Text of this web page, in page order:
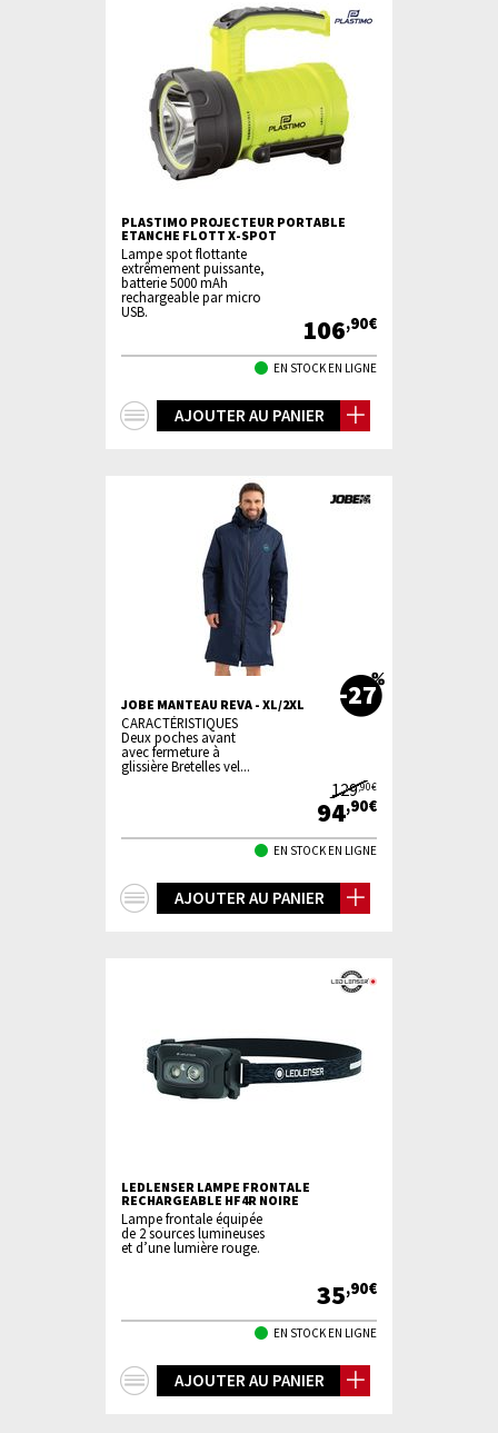
PLASTIMO PROJECTEUR PORTABLE
ETANCHE FLOTT X-SPOT
Lampe spot flottante
extrêmement puissante,
batterie 5000 mAh
rechargeable par micro
USB.
106,90€
EN STOCK EN LIGNE
AJOUTER AU PANIER
JOBE MANTEAU REVA - XL/2XL -27
CARACTÉRISTIQUES
Deux poches avant
avec fermeture à
glissière Bretelles vel...
129,90€
94,90€
EN STOCK EN LIGNE
AJOUTER AU PANIER
LEDLENSER LAMPE FRONTALE
RECHARGEABLE HF4R NOIRE
Lampe frontale équipée
de 2 sources lumineuses
et d’une lumière rouge.
35,90€
EN STOCK EN LIGNE
AJOUTER AU PANIER